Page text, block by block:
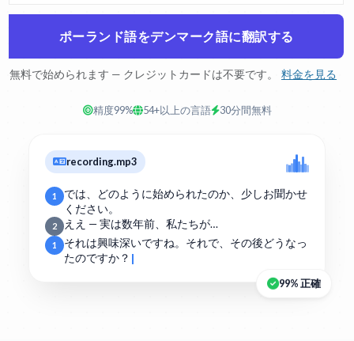
ポーランド語をデンマーク語に翻訳する
無料で始められます — クレジットカードは不要です。 料金を見る
精度99% 54+以上の言語 30分間無料
recording.mp3
1
では、どのように始められたのか、少しお聞かせ
ください。
2 ええ — 実は数年前、私たちが…
1
それは興味深いですね。それで、その後どうなっ
たのですか？
99% 正確